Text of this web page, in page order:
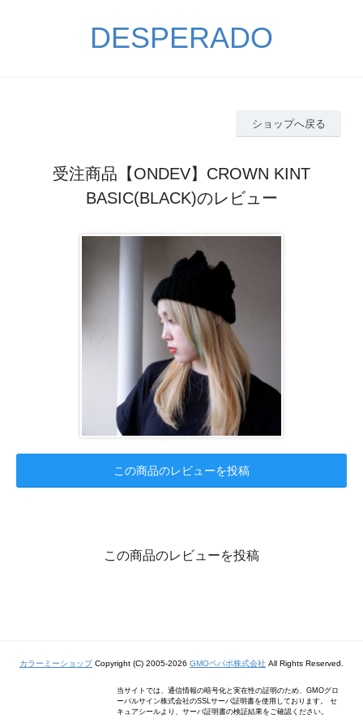
DESPERADO
ショップへ戻る
受注商品【ONDEV】CROWN KINT
BASIC(BLACK)のレビュー
この商品のレビューを投稿
この商品のレビューを投稿
カラーミーショップCopyright (C) 2005-2026 GMOペパボ株式会社 All Rights Reserved.
当サイトでは、通信情報の暗号化と実在性の証明のため、GMOグロ
ーバルサイン株式会社のSSLサーバ証明書を使用しております。 セ
キュアシールより、サーバ証明書の検証結果をご確認ください。